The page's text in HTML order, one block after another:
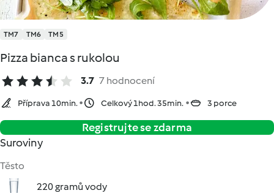
TM7 TM6 TM5
Pizza bianca s rukolou
3.7 7 hodnocení
Příprava 10min. Celkový 1hod. 35min. 3 porce
Registrujte se zdarma
Suroviny
Těsto
220 gramů vody